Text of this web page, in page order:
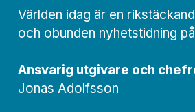
Världen idag är en
och obunden nyhets­­­tidning
Ansvarig utgivare och
Jonas Adolfsson